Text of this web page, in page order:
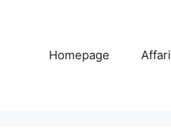
Homepage Affari